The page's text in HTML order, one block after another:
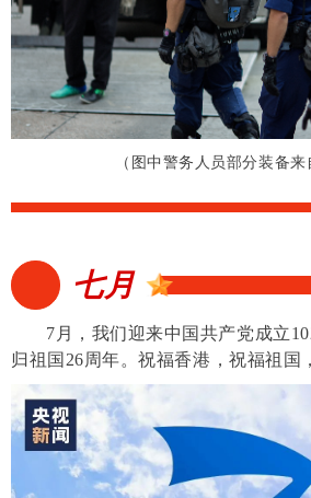
（图中警务人员部分装备来
七月
7月，我们迎来中国共产党成立
归祖国26周年。祝福香港，祝福祖国